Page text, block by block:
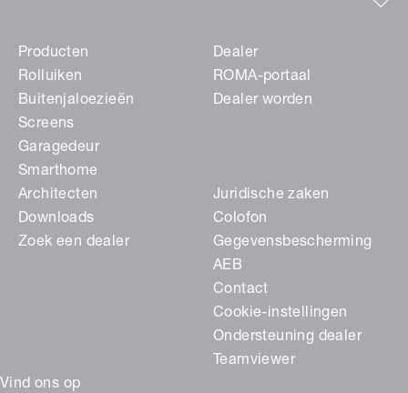
Vind ons op
Producten
Rolluiken
Buitenjaloezieën
Screens
Garagedeur
Smarthome
Dealer
ROMA-portaal
Dealer worden
Architecten
Downloads
Zoek een dealer
Juridische zaken
Colofon
Gegevensbescherming
AEB
Contact
Cookie-instellingen
Ondersteuning dealer
Teamviewer